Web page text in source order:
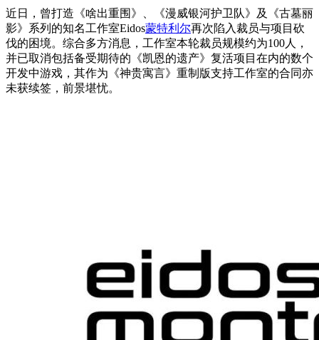
近日，曾打造《啥出重围》、《漫威银河护卫队》及《古墓丽
影》系列的知名工作室Eidos蒙特利尔再次陷入裁员与项目砍
伐的困境。综合多方消息，工作室本轮裁员规模约为100人，
并已取消包括备受期待的《凯恩的遗产》复活项目在内的数个
开发中游戏，其作为《神贵寓言》重制版支持工作室的合同亦
未获续签，前景堪忧。